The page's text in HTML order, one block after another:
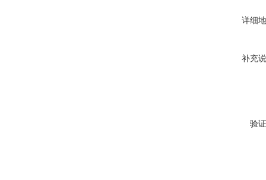
详细
补充
验